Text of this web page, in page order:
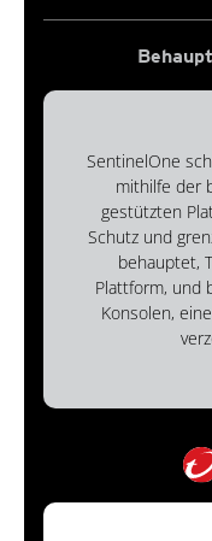
SentinelOne
mithilfe der
gestützten
Schutz und
behauptet,
Plattform, und
Konsolen,